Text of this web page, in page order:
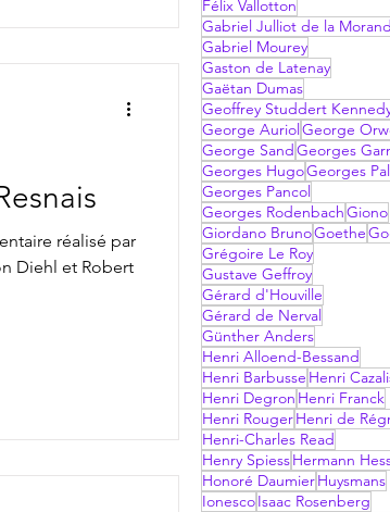
réalisé par
Félix Vallotton
Gabriel Julliot de la
Gabriel Mourey
Gaston de Latenay
Gaëtan Dumas
Geoffrey Studdert
George Auriol George
George Sand Georges
Georges HugoGeorges
Georges Pancol
Georges RodenbachGiono
Giordano BrunoGoethe
Grégoire Le Roy
Gustave Geffroy
Gérard d'Houville
Gérard de Nerval
Günther Anders
Henri Alloend-Bessand
Henri Barbusse Henri
Henri Degron Henri Franck
Henri RougerHenri de
Henri-Charles Read
Henry SpiessHermann
Honoré DaumierHuysmans
IonescoIsaac Rosenberg